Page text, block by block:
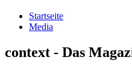
Startseite
Media
context - Das